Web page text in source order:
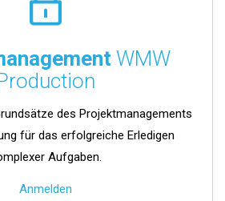
WMW
des Projektmanagements
für das erfolgreiche Erledigen
Aufgaben.
Anmelden